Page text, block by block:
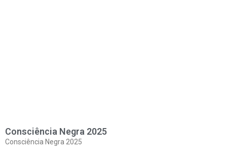
Consciência Negra 2025
Consciência Negra 2025